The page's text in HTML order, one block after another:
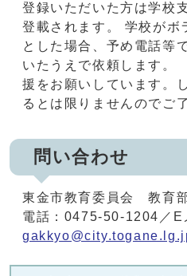
登録いただいた方は学校
登載されます。 学校がボ
とした場合、予め電話等
いたうえで依頼します。
援をお願いしています。
るとは限りませんのでご
問い合わせ
東金市教育委員会 教
電話：0475-50-1204／E